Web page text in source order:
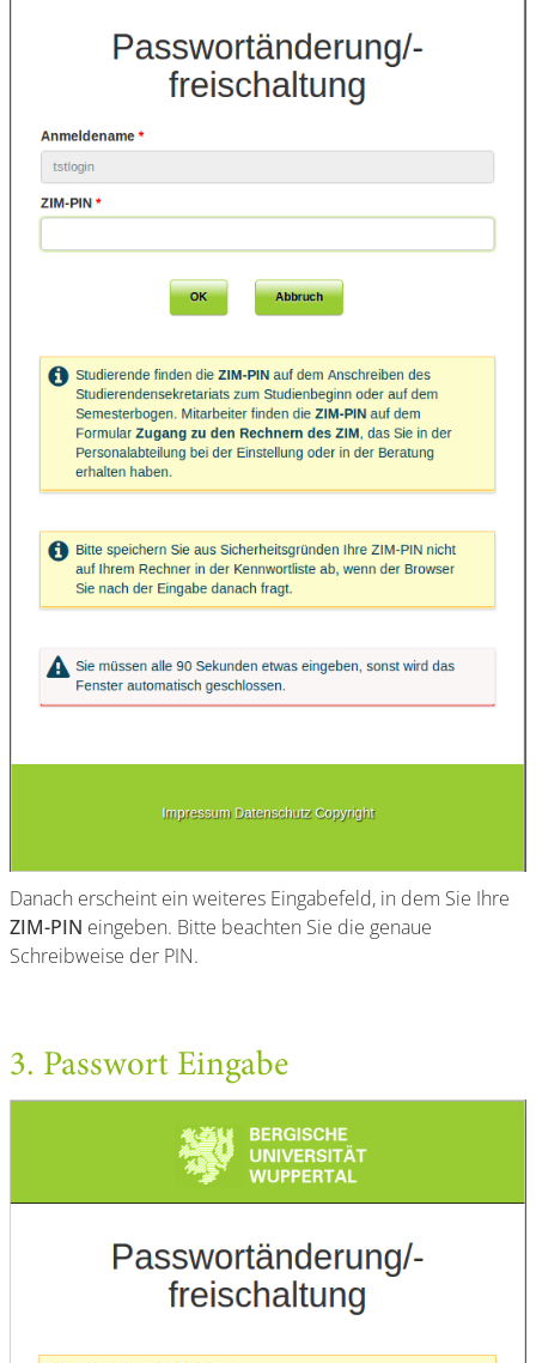
Danach erscheint ein weiteres Eingabefeld, in dem Sie Ihre
ZIM-PIN eingeben. Bitte beachten Sie die genaue
Schreibweise der PIN.
3. Passwort Eingabe